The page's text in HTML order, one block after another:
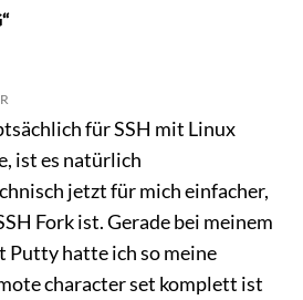
für SSH mit Linux
ist es natürlich
jetzt für mich einfacher,
Fork ist. Gerade bei meinem
Putty hatte ich so meine
character set komplett ist